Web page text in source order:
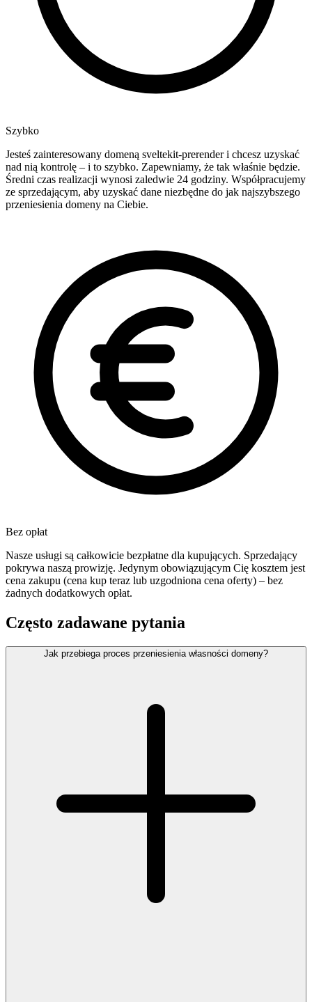
Szybko
Jesteś zainteresowany domeną sveltekit-prerender i chcesz uzyskać
nad nią kontrolę – i to szybko. Zapewniamy, że tak właśnie będzie.
Średni czas realizacji wynosi zaledwie 24 godziny. Współpracujemy
ze sprzedającym, aby uzyskać dane niezbędne do jak najszybszego
przeniesienia domeny na Ciebie.
Bez opłat
Nasze usługi są całkowicie bezpłatne dla kupujących. Sprzedający
pokrywa naszą prowizję. Jedynym obowiązującym Cię kosztem jest
cena zakupu (cena kup teraz lub uzgodniona cena oferty) – bez
żadnych dodatkowych opłat.
Często zadawane pytania
Jak przebiega proces przeniesienia własności domeny?